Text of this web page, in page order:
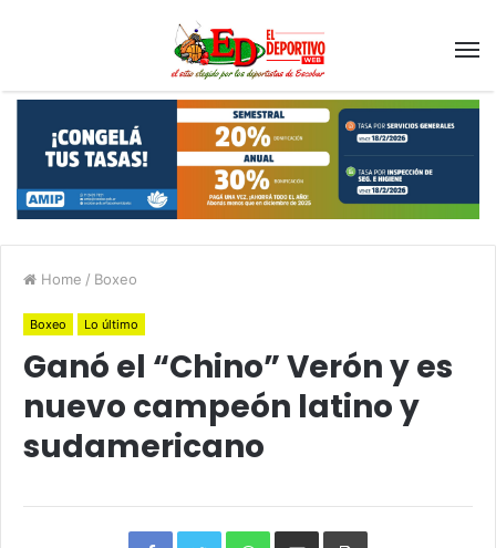
Home / Boxeo
Boxeo Lo último
Ganó el “Chino” Verón y es
nuevo campeón latino y
sudamericano
FacebookTwitterWhatsAppCompartirImprimir